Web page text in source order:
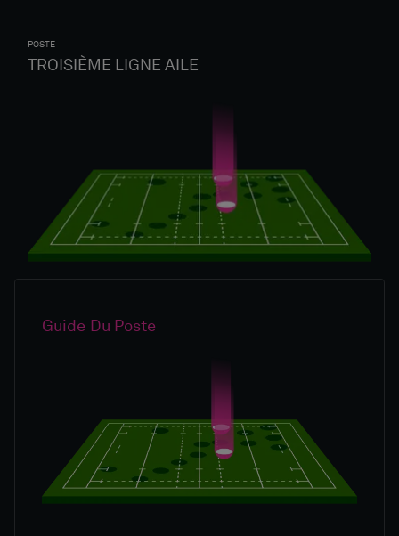
POSTE
TROISIÈME LIGNE AILE
Guide Du Poste